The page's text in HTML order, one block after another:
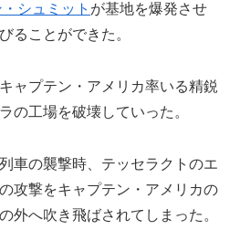
シュミット が基地を爆発させ
ることができた。
ャプテン・アメリカ率いる精鋭
の工場を破壊していった。
車の襲撃時、テッセラクトのエ
攻撃をキャプテン・アメリカの
外へ吹き飛ばされてしまった。